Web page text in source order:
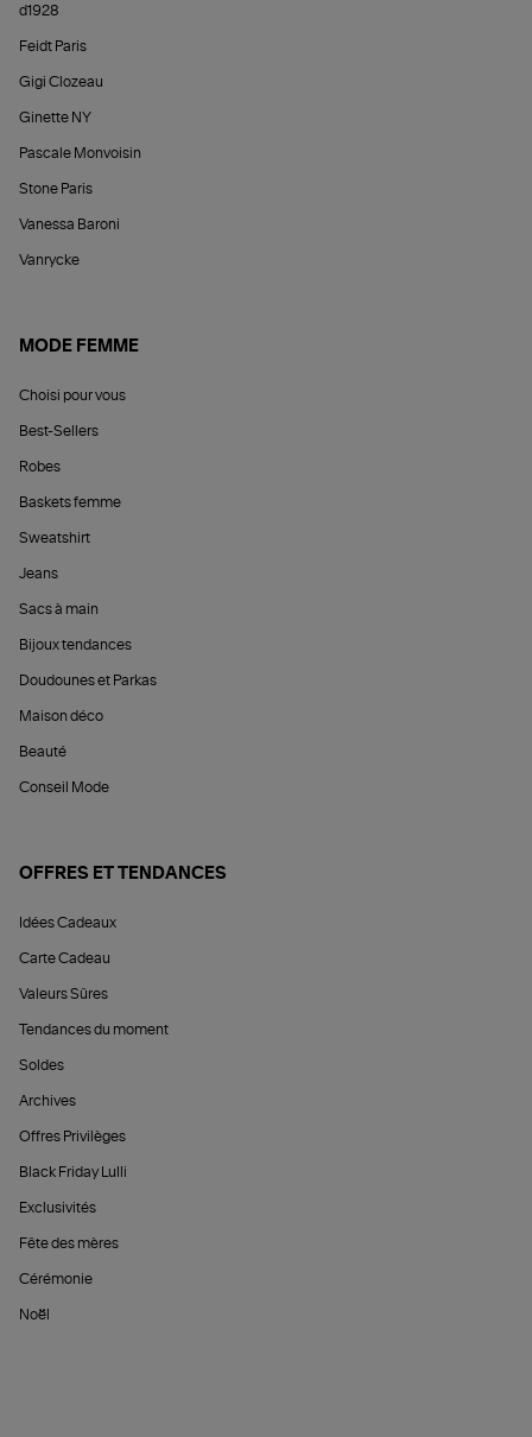
d1928
Feidt Paris
Gigi Clozeau
Ginette NY
Pascale Monvoisin
Stone Paris
Vanessa Baroni
Vanrycke
MODE FEMME
Choisi pour vous
Best-Sellers
Robes
Baskets femme
Sweatshirt
Jeans
Sacs à main
Bijoux tendances
Doudounes et Parkas
Maison déco
Beauté
Conseil Mode
OFFRES ET TENDANCES
Idées Cadeaux
Carte Cadeau
Valeurs Sûres
Tendances du moment
Soldes
Archives
Offres Privilèges
Black Friday Lulli
Exclusivités
Fête des mères
Cérémonie
Noël